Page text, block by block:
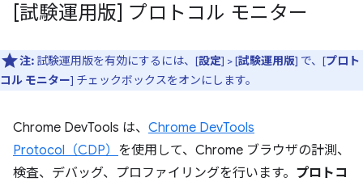
[試験運用版] プロトコル モニター
注: 試験運用版を有効にするには、[設定] > [試験運用版] で、[プロト
コル モニター] チェックボックスをオンにします。
Chrome DevTools は、 Chrome DevTools
Protocol（CDP） を使用して、Chrome ブラウザの計測、
検査、デバッグ、プロファイリングを行います。 プロトコ